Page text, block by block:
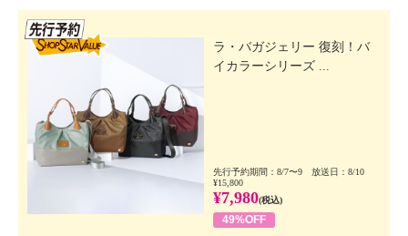
ラ・バガジェリー 復刻！バ
イカラーシリーズ ...
先行予約期間：8/7〜9 放送日：8/10
¥15,800
¥7,980(税込)
49%OFF